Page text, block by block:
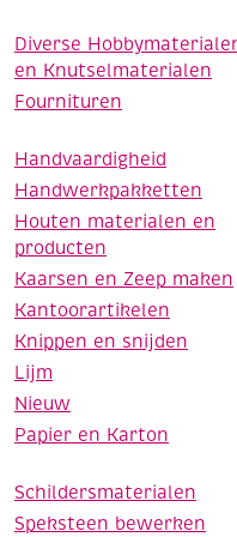
Diverse
en Knutselmaterialen
Fournituren
Handvaardigheid
Handwerkpakketten
Houten materialen en
producten
Kaarsen en Zeep maken
Kantoorartikelen
Knippen en snijden
Lijm
Nieuw
Papier en Karton
Schildersmaterialen
Speksteen bewerken